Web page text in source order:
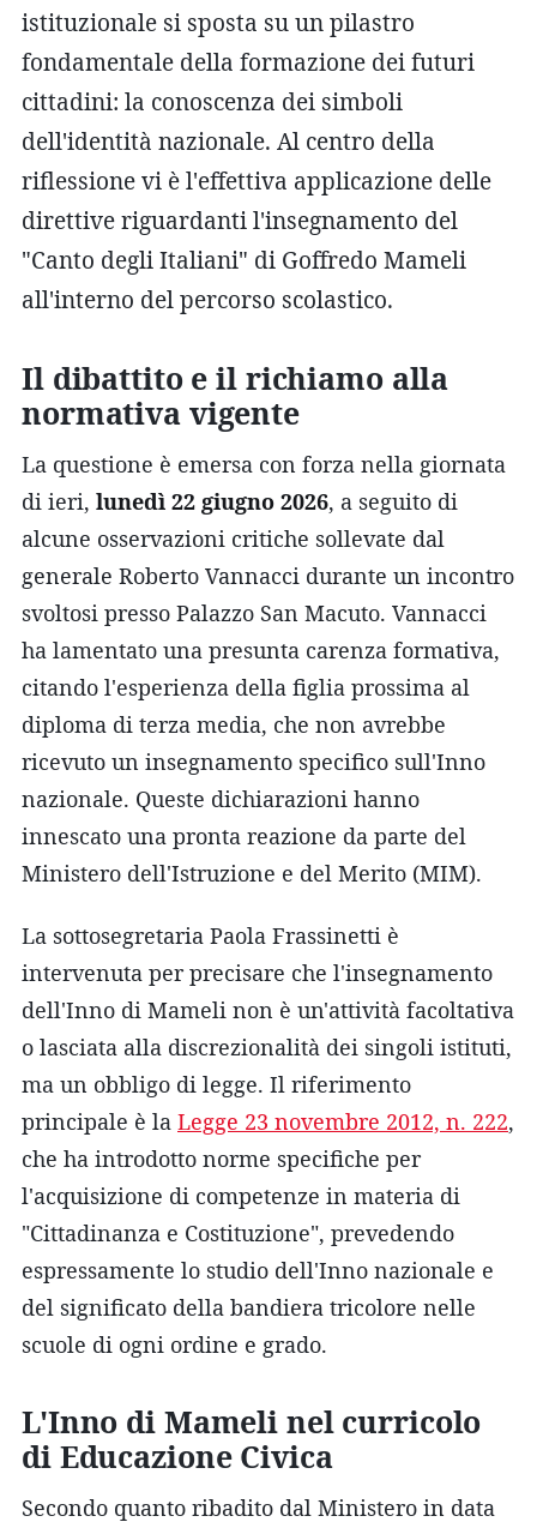
istituzionale si sposta su un pilastro
fondamentale della formazione dei futuri
cittadini: la conoscenza dei simboli
dell'identità nazionale. Al centro della
riflessione vi è l'effettiva applicazione delle
direttive riguardanti l'insegnamento del
"Canto degli Italiani" di Goffredo Mameli
all'interno del percorso scolastico.
Il dibattito e il richiamo alla
normativa vigente
La questione è emersa con forza nella giornata
di ieri, lunedì 22 giugno 2026, a seguito di
alcune osservazioni critiche sollevate dal
generale Roberto Vannacci durante un incontro
svoltosi presso Palazzo San Macuto. Vannacci
ha lamentato una presunta carenza formativa,
citando l'esperienza della figlia prossima al
diploma di terza media, che non avrebbe
ricevuto un insegnamento specifico sull'Inno
nazionale. Queste dichiarazioni hanno
innescato una pronta reazione da parte del
Ministero dell'Istruzione e del Merito (MIM).
La sottosegretaria Paola Frassinetti è
intervenuta per precisare che l'insegnamento
dell'Inno di Mameli non è un'attività facoltativa
o lasciata alla discrezionalità dei singoli istituti,
ma un obbligo di legge. Il riferimento
principale è la Legge 23 novembre 2012, n. 222,
che ha introdotto norme specifiche per
l'acquisizione di competenze in materia di
"Cittadinanza e Costituzione", prevedendo
espressamente lo studio dell'Inno nazionale e
del significato della bandiera tricolore nelle
scuole di ogni ordine e grado.
L'Inno di Mameli nel curricolo
di Educazione Civica
Secondo quanto ribadito dal Ministero in data